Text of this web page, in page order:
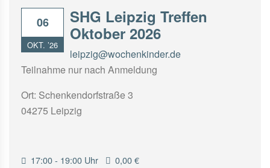
06
OKT. ’26
SHG Leipzig Treffen
Oktober 2026
leipzig@wochenkinder.de
Teilnahme nur nach Anmeldung
Ort: Schenkendorfstraße 3
04275 Leipzig
17:00 - 19:00 Uhr
0,00 €